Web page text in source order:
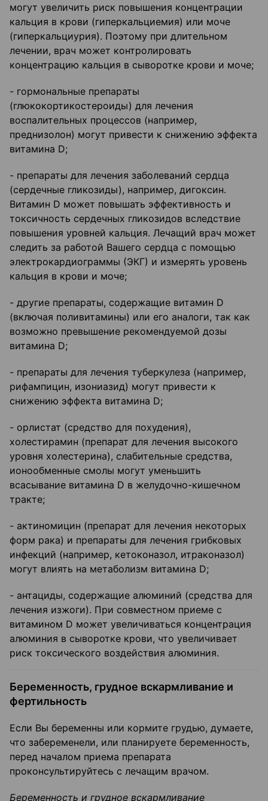
могут увеличить риск повышения концентрации
кальция в крови (гиперкальциемия) или моче
(гиперкальциурия). Поэтому при длительном
лечении, врач может контролировать
концентрацию кальция в сыворотке крови и моче;
- гормональные препараты
(глюкокортикостероиды) для лечения
воспалительных процессов (например,
преднизолон) могут привести к снижению эффекта
витамина D;
- препараты для лечения заболеваний сердца
(сердечные гликозиды), например, дигоксин.
Витамин D может повышать эффективность и
токсичность сердечных гликозидов вследствие
повышения уровней кальция. Лечащий врач может
следить за работой Вашего сердца с помощью
электрокардиограммы (ЭКГ) и измерять уровень
кальция в крови и моче;
- другие препараты, содержащие витамин D
(включая поливитамины) или его аналоги, так как
возможно превышение рекомендуемой дозы
витамина D;
- препараты для лечения туберкулеза (например,
рифампицин, изониазид) могут привести к
снижению эффекта витамина D;
- орлистат (средство для похудения),
холестирамин (препарат для лечения высокого
уровня холестерина), слабительные средства,
ионообменные смолы могут уменьшить
всасывание витамина D в желудочно-кишечном
тракте;
- актиномицин (препарат для лечения некоторых
форм рака) и препараты для лечения грибковых
инфекций (например, кетоконазол, итраконазол)
могут влиять на метаболизм витамина D;
- антациды, содержащие алюминий (средства для
лечения изжоги). При совместном приеме с
витамином D может увеличиваться концентрация
алюминия в сыворотке крови, что увеличивает
риск токсического воздействия алюминия.
Беременность, грудное вскармливание и
фертильность
Если Вы беременны или кормите грудью, думаете,
что забеременели, или планируете беременность,
перед началом приема препарата
проконсультируйтесь с лечащим врачом.
Беременность и грудное вскармливание